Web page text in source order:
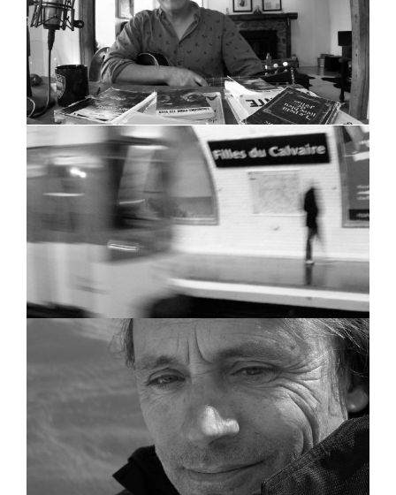
Les sentiers de Félix
Les regards de Léa
Laurent LD Bonnet